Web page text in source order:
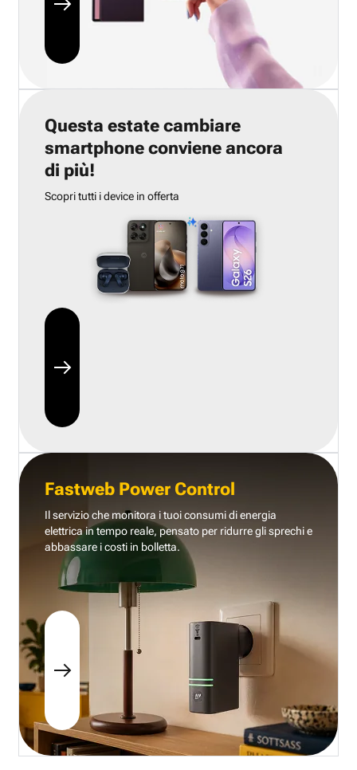
Questa estate cambiare
smartphone conviene ancora
di più!
Scopri tutti i device in offerta
Fastweb Power Control
Il servizio che monitora i tuoi consumi di energia
elettrica in tempo reale, pensato per ridurre gli sprechi e
abbassare i costi in bolletta.